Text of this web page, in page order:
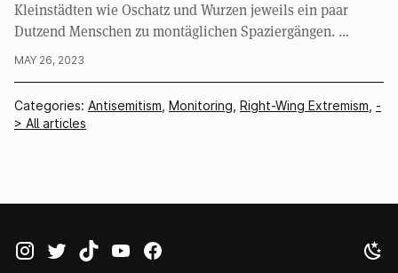
Kleinstädten wie Oschatz und Wurzen jeweils ein paar
Dutzend Menschen zu montäglichen Spaziergängen. …
MAY 26, 2023
Categories: Antisemitism Monitoring Right-Wing Extremism -
> All articles